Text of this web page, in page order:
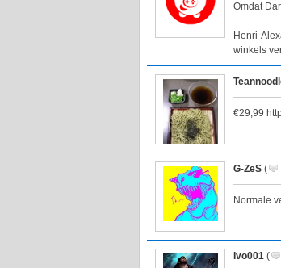
Omdat
Henri-
winkels
€29,99
G-ZeS (
Normale
Ivo001 (